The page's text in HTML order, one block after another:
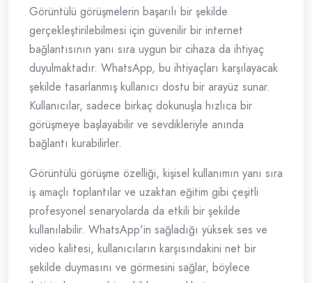
Görüntülü görüşmelerin başarılı bir şekilde
gerçekleştirilebilmesi için güvenilir bir internet
bağlantısının yanı sıra uygun bir cihaza da ihtiyaç
duyulmaktadır. WhatsApp, bu ihtiyaçları karşılayacak
şekilde tasarlanmış kullanıcı dostu bir arayüz sunar.
Kullanıcılar, sadece birkaç dokunuşla hızlıca bir
görüşmeye başlayabilir ve sevdikleriyle anında
bağlantı kurabilirler.
Görüntülü görüşme özelliği, kişisel kullanımın yanı sıra
iş amaçlı toplantılar ve uzaktan eğitim gibi çeşitli
profesyonel senaryolarda da etkili bir şekilde
kullanılabilir. WhatsApp'in sağladığı yüksek ses ve
video kalitesi, kullanıcıların karşısındakini net bir
şekilde duymasını ve görmesini sağlar, böylece